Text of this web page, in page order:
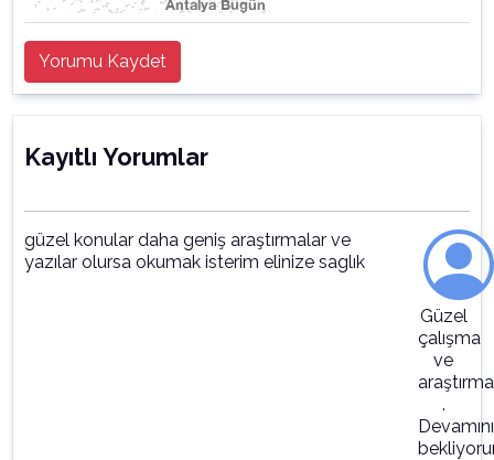
Yorumu Kaydet
Kayıtlı Yorumlar
güzel konular daha geniş araştırmalar ve
yazılar olursa okumak isterim elinize saglık
Güzel
çalışma
ve
araştırma
.
Devamını